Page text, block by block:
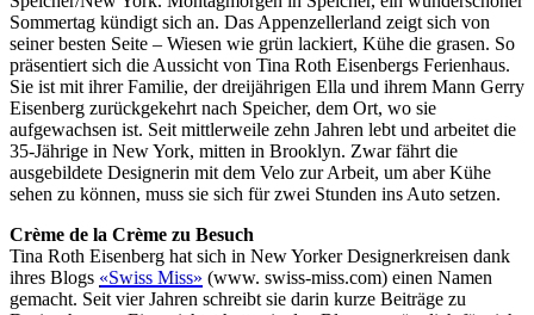
Sommertag kündigt sich an. Das Appenzellerland zeigt sich von
seiner besten Seite – Wiesen wie grün lackiert, Kühe die grasen. So
präsentiert sich die Aussicht von Tina Roth Eisenbergs Ferienhaus.
Sie ist mit ihrer Familie, der dreijährigen Ella und ihrem Mann Gerry
Eisenberg zurückgekehrt nach Speicher, dem Ort, wo sie
aufgewachsen ist. Seit mittlerweile zehn Jahren lebt und arbeitet die
35-Jährige in New York, mitten in Brooklyn. Zwar fährt die
ausgebildete Designerin mit dem Velo zur Arbeit, um aber Kühe
sehen zu können, muss sie sich für zwei Stunden ins Auto setzen.
Crème de la Crème zu Besuch
Tina Roth Eisenberg hat sich in New Yorker Designerkreisen dank
ihres Blogs «Swiss Miss» (www. swiss-miss.com) einen Namen
gemacht. Seit vier Jahren schreibt sie darin kurze Beiträge zu